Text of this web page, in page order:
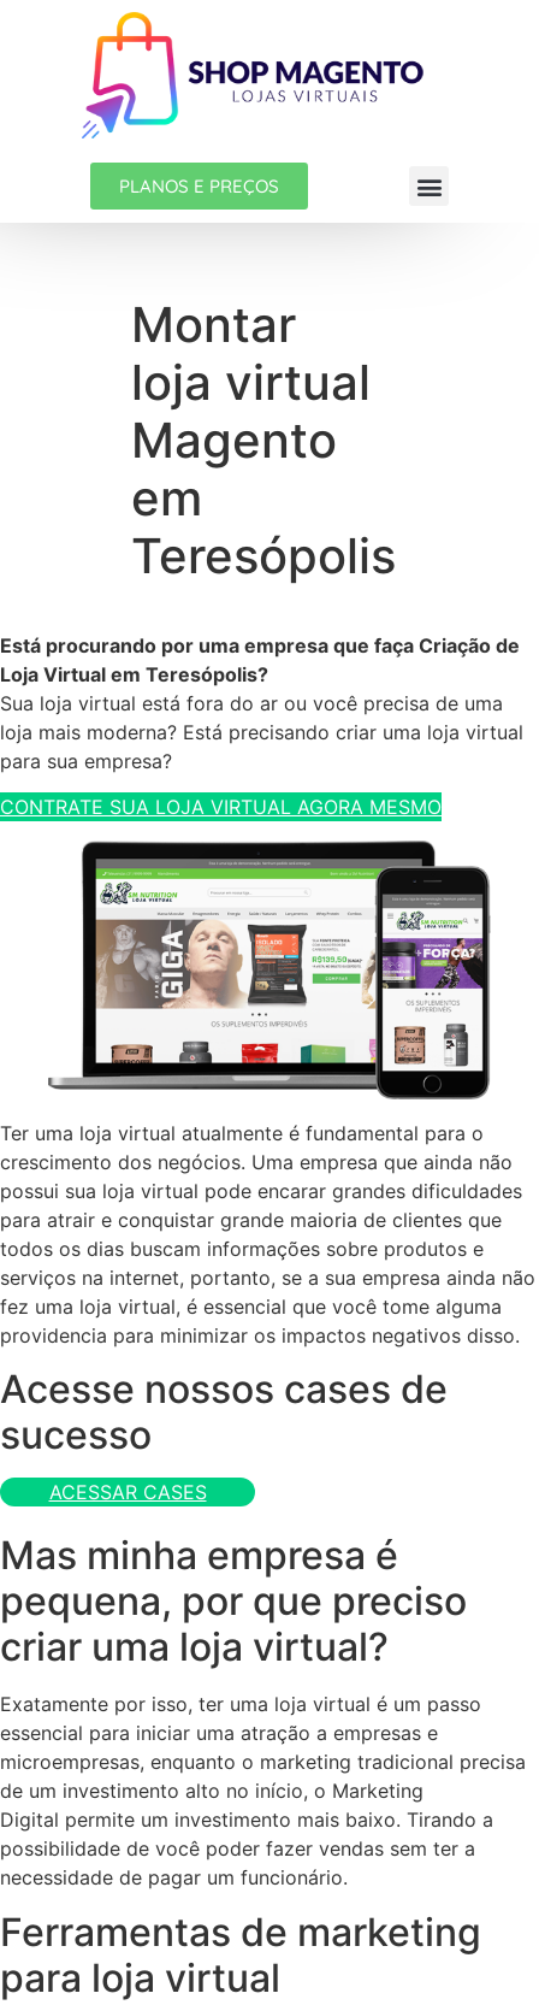
PLANOS E PREÇOS
Montar
loja virtual
Magento
em
Teresópolis
Está procurando por uma empresa que faça Criação de
Loja Virtual em Teresópolis?
Sua loja virtual está fora do ar ou você precisa de uma
loja mais moderna? Está precisando criar uma loja virtual
para sua empresa?
CONTRATE SUA LOJA VIRTUAL AGORA MESMO
Ter uma loja virtual atualmente é fundamental para o
crescimento dos negócios. Uma empresa que ainda não
possui sua loja virtual pode encarar grandes dificuldades
para atrair e conquistar grande maioria de clientes que
todos os dias buscam informações sobre produtos e
serviços na internet, portanto, se a sua empresa ainda não
fez uma loja virtual, é essencial que você tome alguma
providencia para minimizar os impactos negativos disso.
Acesse nossos cases de
sucesso
ACESSAR CASES
Mas minha empresa é
pequena, por que preciso
criar uma loja virtual?
Exatamente por isso, ter uma loja virtual é um passo
essencial para iniciar uma atração a empresas e
microempresas, enquanto o marketing tradicional precisa
de um investimento alto no início, o Marketing
Digital permite um investimento mais baixo. Tirando a
possibilidade de você poder fazer vendas sem ter a
necessidade de pagar um funcionário.
Ferramentas de marketing
para loja virtual